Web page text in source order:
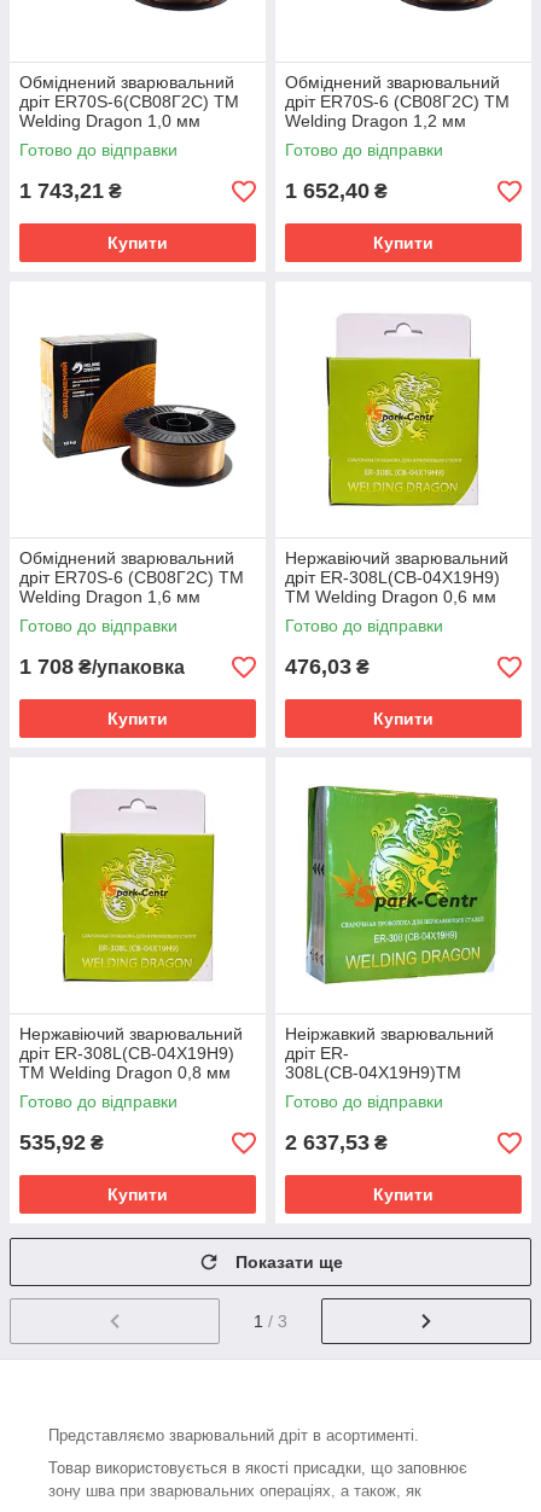
Обміднений зварювальний
дріт ER70S-6(СВ08Г2С) TM
Welding Dragon 1,0 мм
(упаковка - 15 кг)
Готово до відправки
1 743,21 ₴
Купити
Обміднений зварювальний
дріт ER70S-6 (СВ08Г2С) TM
Welding Dragon 1,2 мм
(упаковка - 15 кг)
Готово до відправки
1 652,40 ₴
Купити
Обміднений зварювальний
дріт ER70S-6 (СВ08Г2С) TM
Welding Dragon 1,6 мм
(упаковка - 15 кг)
Готово до відправки
1 708 ₴/упаковка
Купити
Нержавіючий зварювальний
дріт ER-308L(СВ-04Х19Н9)
TM Welding Dragon 0,6 мм
(упаковка - 1 кг)
Готово до відправки
476,03 ₴
Купити
Нержавіючий зварювальний
дріт ER-308L(СВ-04Х19Н9)
TM Welding Dragon 0,8 мм
(упаковка - 1 кг)
Готово до відправки
535,92 ₴
Купити
Неіржавкий зварювальний
дріт ER-
308L(СВ-04Х19Н9)TM
Welding Dragon 0,8 мм
(паковання — 5 кг)
Готово до відправки
2 637,53 ₴
Купити
Показати ще
1 / 3
Представляємо зварювальний дріт в асортименті.
Товар використовується в якості присадки, що заповнює
зону шва при зварювальних операціях, а також, як